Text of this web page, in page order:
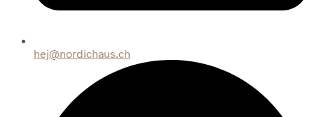
hej@nordichaus.ch